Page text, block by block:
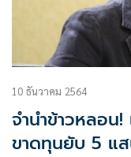
10 ธันวาคม 2564
จำนำข้าวหลอน
ขาดทุนยับ 5 แ